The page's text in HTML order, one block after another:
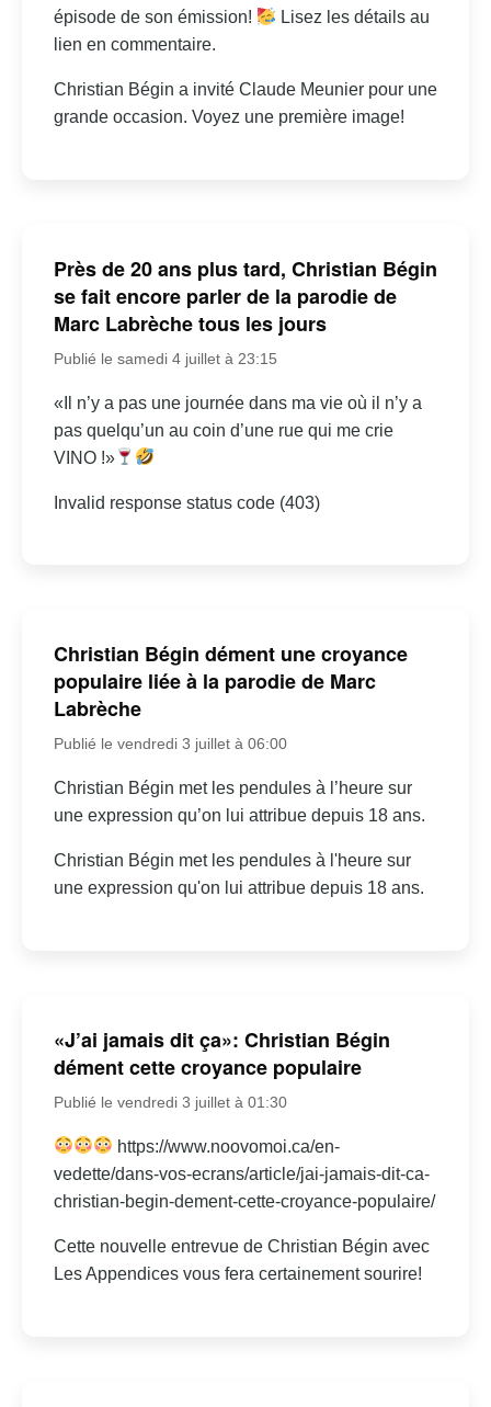
épisode de son émission!
Lisez les détails au
lien en commentaire.
Christian Bégin a invité Claude Meunier pour une
grande occasion. Voyez une première image!
Près de 20 ans plus tard, Christian Bégin
se fait encore parler de la parodie de
Marc Labrèche tous les jours
Publié le samedi 4 juillet à 23:15
«Il n’y a pas une journée dans ma vie où il n’y a
pas quelqu’un au coin d’une rue qui me crie
VINO !»
Invalid response status code (403)
Christian Bégin dément une croyance
populaire liée à la parodie de Marc
Labrèche
Publié le vendredi 3 juillet à 06:00
Christian Bégin met les pendules à l’heure sur
une expression qu’on lui attribue depuis 18 ans.
Christian Bégin met les pendules à l'heure sur
une expression qu'on lui attribue depuis 18 ans.
«J’ai jamais dit ça»: Christian Bégin
dément cette croyance populaire
Publié le vendredi 3 juillet à 01:30
https://www.noovomoi.ca/en-
vedette/dans-vos-ecrans/article/jai-jamais-dit-ca-
christian-begin-dement-cette-croyance-populaire/
Cette nouvelle entrevue de Christian Bégin avec
Les Appendices vous fera certainement sourire!